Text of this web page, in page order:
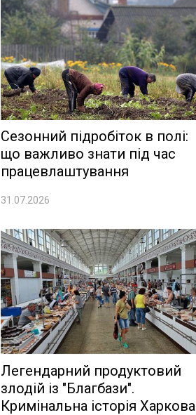
Сезонний підробіток в полі:
що важливо знати під час
працевлаштування
31.07.2026
Легендарний продуктовий
злодій із "Благбази".
Кримінальна історія Харкова